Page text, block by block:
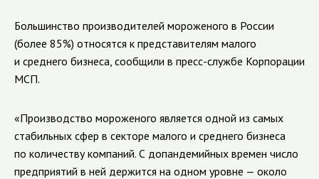
Большинство производителей мороженого в России
(более 85%) относятся к представителям малого
и среднего бизнеса, сообщили в пресс-службе Корпорации
МСП.
«Производство мороженого является одной из самых
стабильных сфер в секторе малого и среднего бизнеса
по количеству компаний. С допандемийных времен число
предприятий в ней держится на одном уровне — около